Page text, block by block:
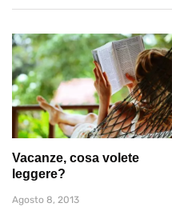
Vacanze, cosa volete
leggere?
Agosto 8, 2013